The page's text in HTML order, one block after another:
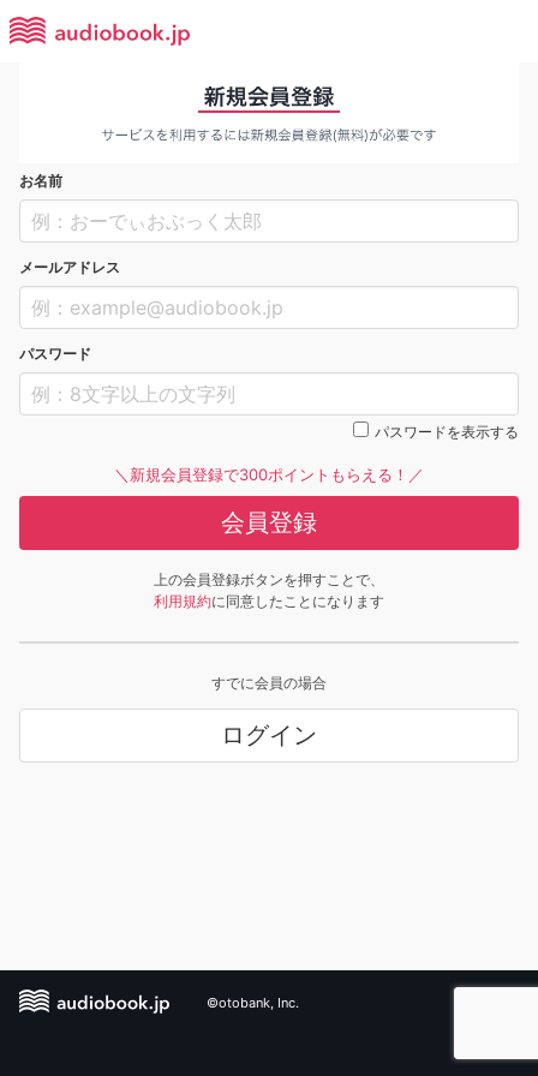
お名前
メールアドレス
パスワード
パスワードを表示する
＼新規会員登録で300ポイントもらえる！／
会員登録
上の会員登録ボタンを押すことで、
利用規約に同意したことになります
すでに会員の場合
ログイン
©otobank, Inc.